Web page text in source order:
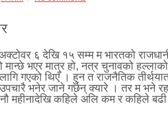
६ देखि १५ सम्म म भारतको
भएर मात्र हो, नत्र चुनावको
गएको थिएँ । हुन त राजनैतिक
भनेर जाने गर्छन् क्यारे । तर म भने
नौ महीनादेखि कहिले अलि कम र कहिले